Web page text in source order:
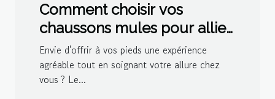
Comment choisir vos
chaussons mules pour allier
confort et style ?
Envie d'offrir à vos pieds une expérience
agréable tout en soignant votre allure chez
vous ? Le...